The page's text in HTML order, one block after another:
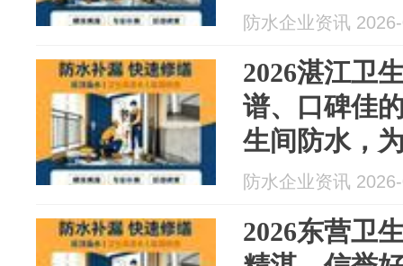
月防水最新
防水企业资讯
2026湛江卫
谱、口碑佳
生间防水，
水最新资讯
防水企业资讯
2026东营卫